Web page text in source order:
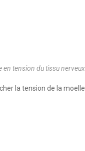
en tension du tissu
la tension de la